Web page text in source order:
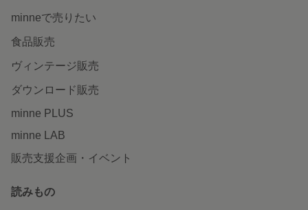
minneで売りたい
食品販売
ヴィンテージ販売
ダウンロード販売
minne PLUS
minne LAB
販売支援企画・イベント
読みもの